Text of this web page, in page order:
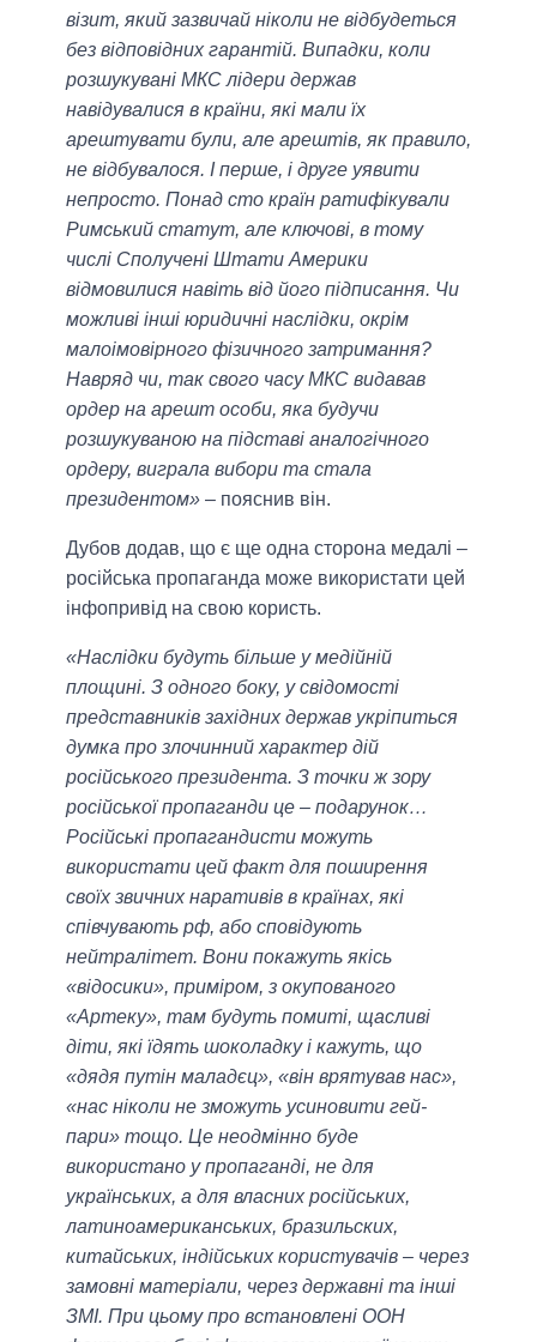
візит, який зазвичай ніколи не відбудеться
без відповідних гарантій. Випадки, коли
розшукувані МКС лідери держав
навідувалися в країни, які мали їх
арештувати були, але арештів, як правило,
не відбувалося. І перше, і друге уявити
непросто. Понад сто країн ратифікували
Римський статут, але ключові, в тому
числі Сполучені Штати Америки
відмовилися навіть від його підписання. Чи
можливі інші юридичні наслідки, окрім
малоімовірного фізичного затримання?
Навряд чи, так свого часу МКС видавав
ордер на арешт особи, яка будучи
розшукуваною на підставі аналогічного
ордеру, виграла вибори та стала
президентом» – пояснив він.
Дубов додав, що є ще одна сторона медалі –
російська пропаганда може використати цей
інфопривід на свою користь.
«Наслідки будуть більше у медійній
площині. З одного боку, у свідомості
представників західних держав укріпиться
думка про злочинний характер дій
російського президента. З точки ж зору
російської пропаганди це – подарунок…
Російські пропагандисти можуть
використати цей факт для поширення
своїх звичних наративів в країнах, які
співчувають рф, або сповідують
нейтралітет. Вони покажуть якісь
«відосики», приміром, з окупованого
«Артеку», там будуть помиті, щасливі
діти, які їдять шоколадку і кажуть, що
«дядя путін маладєц», «він врятував нас»,
«нас ніколи не зможуть усиновити гей-
пари» тощо. Це неодмінно буде
використано у пропаганді, не для
українських, а для власних російських,
латиноамериканських, бразильских,
китайських, індійських користувачів – через
замовні матеріали, через державні та інші
ЗМІ. При цьому про встановлені ООН